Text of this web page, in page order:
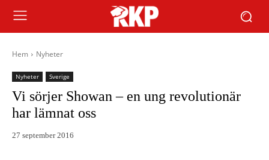
Hem Nyheter
Nyheter Sverige
Vi sörjer Showan – en ung revolutionär
har lämnat oss
27 september 2016